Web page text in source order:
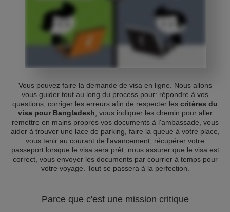
Vous pouvez faire la demande de visa en ligne. Nous allons
vous guider tout au long du process pour: répondre à vos
questions, corriger les erreurs afin de respecter les critères du
visa pour Bangladesh , vous indiquer les chemin pour aller
remettre en mains propres vos documents à l'ambassade, vous
aider à trouver une lace de parking, faire la queue à votre place,
vous tenir au courant de l'avancement, récupérer votre
passeport lorsque le visa sera prêt, nous assurer que le visa est
correct, vous envoyer les documents par courrier à temps pour
votre voyage. Tout se passera à la perfection.
Parce que c'est une mission critique